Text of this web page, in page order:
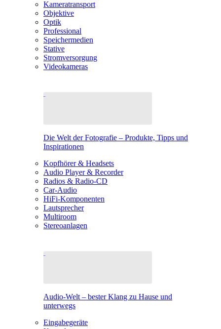
Kameratransport
Objektive
Optik
Professional
Speichermedien
Stative
Stromversorgung
Videokameras
Die Welt der Fotografie – Produkte, Tipps und
Inspirationen
Kopfhörer & Headsets
Audio Player & Recorder
Radios & Radio-CD
Car-Audio
HiFi-Komponenten
Lautsprecher
Multiroom
Stereoanlagen
Audio-Welt – bester Klang zu Hause und
unterwegs
Eingabegeräte